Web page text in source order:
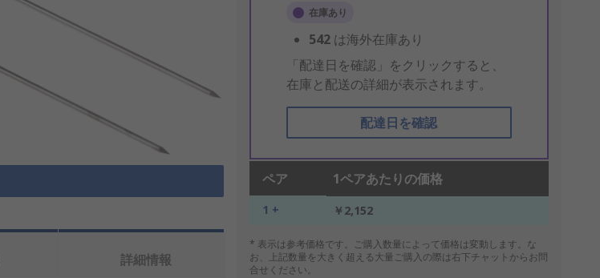
在庫あり
542 は海外在庫あり
「配達日を確認」をクリックすると、
在庫と配送の詳細が表示されます。
配達日を確認
ペア 1ペアあたりの価格
1 + ￥2,152
* 表示は参考価格です。ご購入数量によって価格は変動します。な
お、上記数量を大きく超える大量ご購入の際は右下チャットからお問
合せください。
詳細情報